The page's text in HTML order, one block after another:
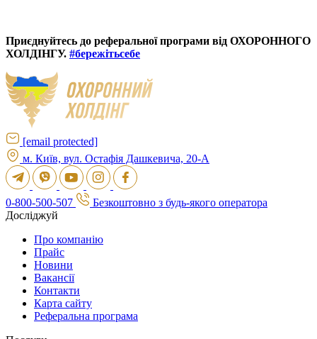
Приєднуйтесь до реферальної програми від ОХОРОННОГО
ХОЛДІНГУ. #бережітьсебе
[email protected]
м. Київ, вул. Остафія Дашкевича, 20-А
0-800-500-507
Безкоштовно з будь-якого оператора
Досліджуй
Про компанію
Прайс
Новини
Вакансії
Контакти
Карта сайту
Реферальна програма